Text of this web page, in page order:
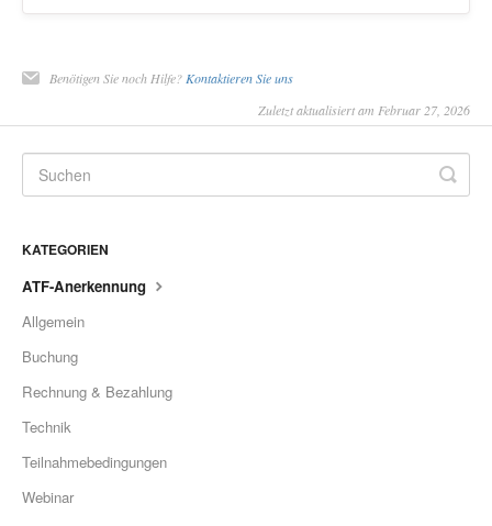
Benötigen Sie noch Hilfe?Kontaktieren Sie uns
Zuletzt aktualisiert am Februar 27, 2026
KATEGORIEN
ATF-Anerkennung
Allgemein
Buchung
Rechnung & Bezahlung
Technik
Teilnahmebedingungen
Webinar